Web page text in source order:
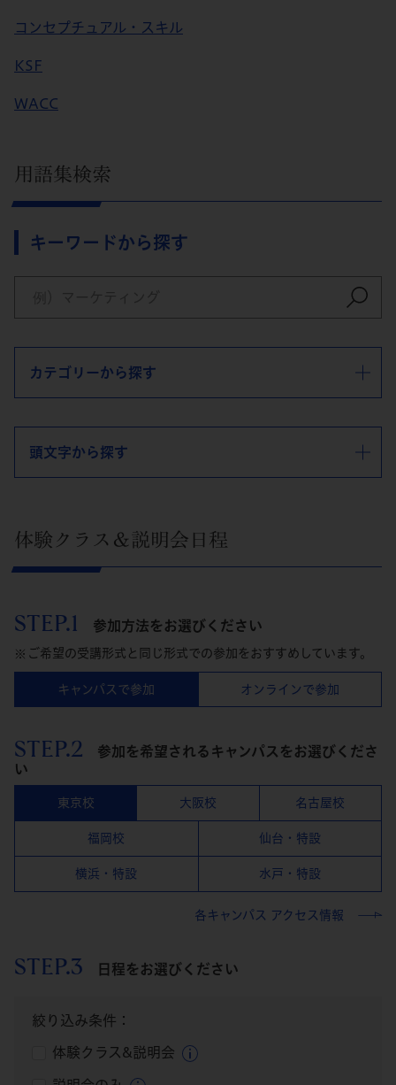
用語集検索
キーワードから探す
カテゴリーから探す
頭文字から探す
コンセプチュアル・スキル
KSF
WACC
体験クラス＆説明会日程
STEP.1 参加方法をお選びください
ご希望の受講形式と同じ形式での参加をおすすめしています。
キャンパスで参加 オンラインで参加
STEP.2
参加を希望されるキャンパスをお選びくださ
い
各キャンパス アクセス情報
東京校 大阪校 名古屋校
福岡校 仙台・特設
横浜・特設 水戸・特設
STEP.3 日程をお選びください
絞り込み条件：
体験クラス&説明会